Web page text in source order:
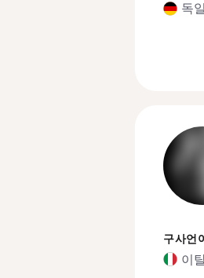
독
구사언
이